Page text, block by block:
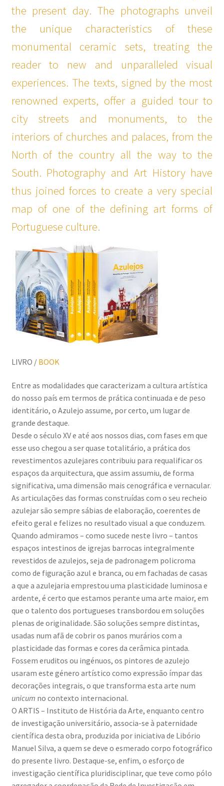
the present day. The photographs unveil
the unique characteristics of these
monumental ceramic sets, treating the
reader to new and unparalleled visual
experiences. The texts, signed by the most
renowned experts, offer a guided tour to
city streets and monuments, to the
interiors of churches and palaces, from the
North of the country all the way to the
South. Photography and Art History have
thus joined forces to create a very special
map of one of the defining art forms of
Portuguese culture.
LIVRO / BOOK
Entre as modalidades que caracterizam a cultura artística
do nosso país em termos de prática continuada e de peso
identitário, o Azulejo assume, por certo, um lugar de
grande destaque.
Desde o século XV e até aos nossos dias, com fases em que
esse uso chegou a ser quase totalitário, a prática dos
revestimentos azulejares contribuiu para requalificar os
espaços da arquitectura, que assim assumiu, de forma
significativa, uma dimensão mais cenográfica e vernacular.
As articulações das formas construídas com o seu recheio
azulejar são sempre sábias de elaboração, coerentes de
efeito geral e felizes no resultado visual a que conduzem.
Quando admiramos – como sucede neste livro – tantos
espaços intestinos de igrejas barrocas integralmente
revestidos de azulejos, seja de padronagem policroma
como de figuração azul e branca, ou em fachadas de casas
a que a azulejaria emprestou uma plasticidade luminosa e
ardente, é certo que estamos perante uma arte maior, em
que o talento dos portugueses transbordou em soluções
plenas de originalidade. São soluções sempre distintas,
usadas num afã de cobrir os panos murários com a
plasticidade das formas e cores da cerâmica pintada.
Fossem eruditos ou ingénuos, os pintores de azulejo
usaram este género artístico como expressão ímpar das
decorações integrais, o que transforma esta arte num
unicum no contexto internacional.
O ARTIS – Instituto de História da Arte, enquanto centro
de investigação universitário, associa-se à paternidade
científica desta obra, produzida por iniciativa de Libório
Manuel Silva, a quem se deve o esmerado corpo fotográfico
do presente livro. Destaque-se, enfim, o esforço de
investigação científica pluridisciplinar, que teve como pólo